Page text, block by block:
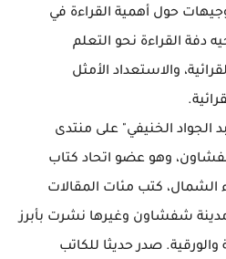
حول أهمية القراءة في
دفة القراءة نحو التعلم
والاستعداد الأمثل
الجواد الخنيفي" على منتدى
وهو عضو اتحاد كتاب
الشمال، كتب مئات المقالات
مدينة شفشاون وغيرها نشرت بأبرز
والورقية. صدر حديثا للكاتب